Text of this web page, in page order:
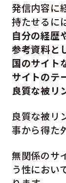
発信内容に
持たせるに
自分の経歴
参考資料と
国のサイト
サイトのテ
良質な被リ
良質な被リ
事から得た
無関係のサ
う性におい